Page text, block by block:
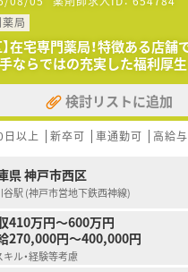
かかりつけ薬局として機能しています
処方箋枚数は40枚から50枚程度とな
勤3名体制で協力して業務にあたりま
特徴について】
様に優しく社員同士は仲良くという理
舗を展開し地域密着型の運営を行ってい
のM＆Aや新規出店による積極的な事
定した経営基盤をもとに成長を続けて
様に寄り添う在宅医療にも注力していま
情報について】
薬剤師候補としてのご経験や能力を最
円から650万円での採用が可能です。
休日は120日と充実しており、シフト
るため行事等の休みも柔軟に調整できま
局
】在宅専門薬局！特徴ある店
らではの充実した福利厚生
検討リストに追加
以上 新卒可 車通勤可 高給
県 神戸市西区
谷駅 (神戸市営地下鉄西神線)
410万円～600万円
270,000円～400,000円
ル・経験等考慮